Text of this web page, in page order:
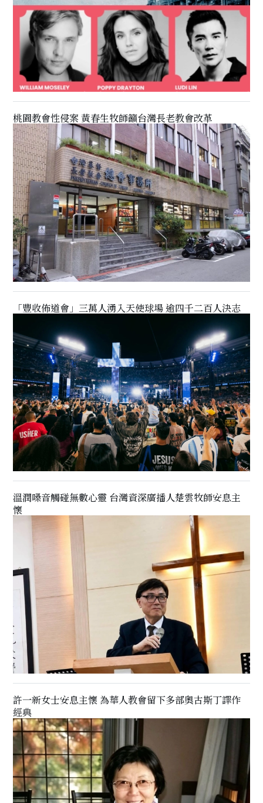
桃園教會性侵案 黃春生牧師籲台灣長老教會改革
「豐收佈道會」三萬人湧入天使球場 逾四千二百人決志
溫潤嗓音觸碰無數心靈 台灣資深廣播人楚雲牧師安息主
懷
許一新女士安息主懷 為華人教會留下多部奧古斯丁譯作
經典